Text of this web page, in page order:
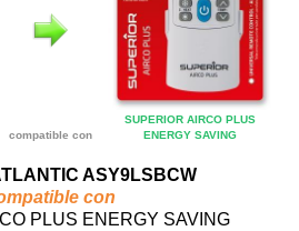
compatible con
SUPERIOR AIRCO PLUS
ENERGY SAVING
ASY9LSBCW
con
PLUS ENERGY SAVING